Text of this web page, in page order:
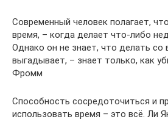
Современный человек полагает,
время, – когда делает что-либо
Однако он не знает, что делать со
выгадывает, – знает только, как
Фромм
Способность сосредоточиться и
использовать время – это всё. Ли